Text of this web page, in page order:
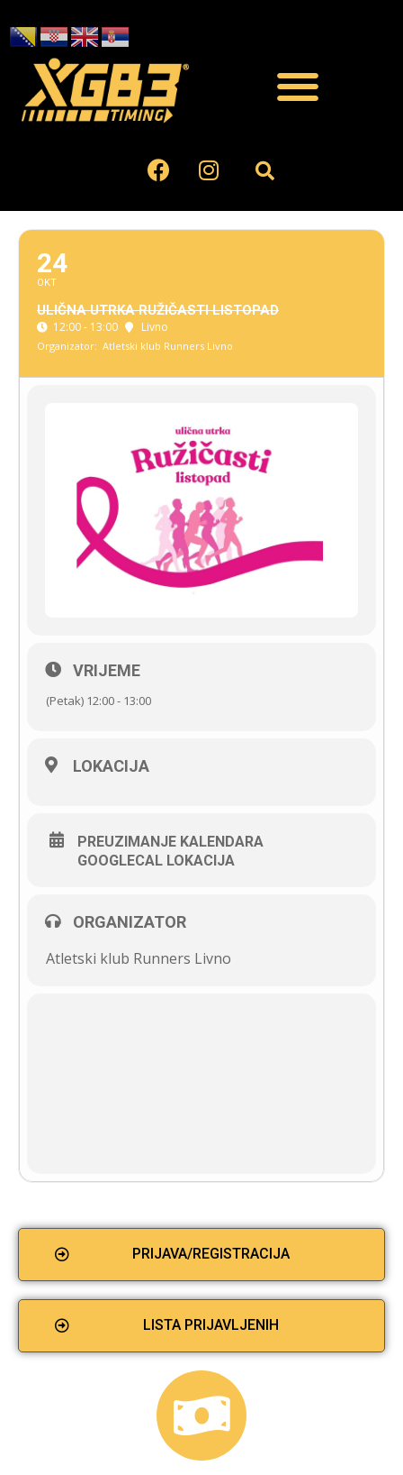
24
OKT
ULIČNA UTRKA RUŽIČASTI LISTOPAD
12:00 - 13:00 Livno
Organizator: Atletski klub Runners Livno
VRIJEME
(Petak) 12:00 - 13:00
LOKACIJA
PREUZIMANJE KALENDARA
GOOGLECAL LOKACIJA
ORGANIZATOR
Atletski klub Runners Livno
PRIJAVA/REGISTRACIJA
LISTA PRIJAVLJENIH